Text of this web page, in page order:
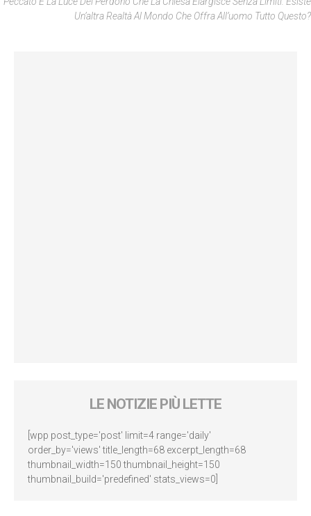
Un’altra Realtà Al Mondo Che Offra All’uomo Tutto Questo?
LE NOTIZIE PIÙ LETTE
[wpp post_type='post' limit=4 range='daily'
order_by='views' title_length=68 excerpt_length=68
thumbnail_width=150 thumbnail_height=150
thumbnail_build='predefined' stats_views=0]